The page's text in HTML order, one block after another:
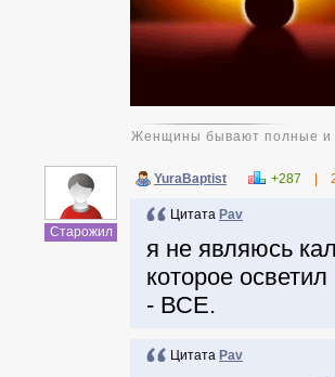
Женщины бывают полные и
Старожил
YuraBaptist +287
Цитата Pav
я не являюсь
которое
- ВСЕ.
Цитата Pav